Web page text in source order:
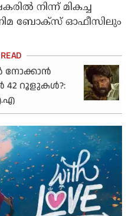
നിന്ന് മികച്ച
ബോക്‌സ് ഓഫീസിലും
നോക്കാൻ
42 റൂളുകൾ?: